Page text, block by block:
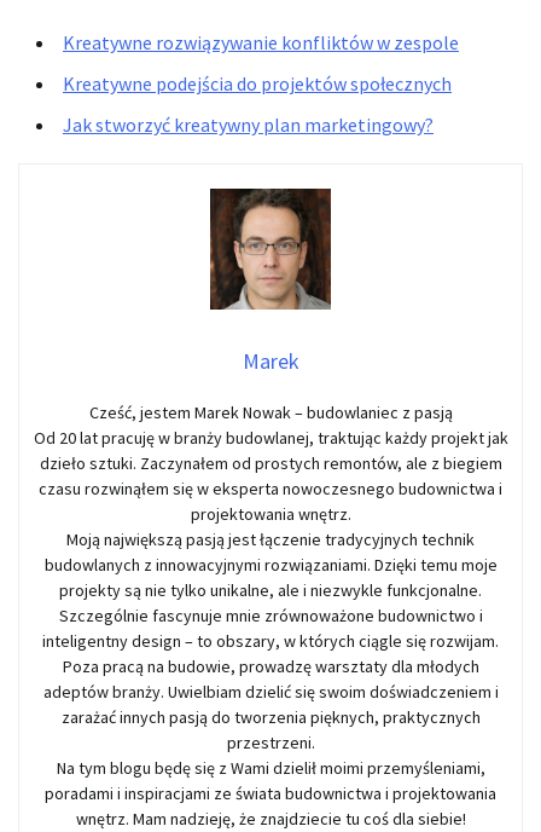
Kreatywne rozwiązywanie konfliktów w zespole
Kreatywne podejścia do projektów społecznych
Jak stworzyć kreatywny plan marketingowy?
Marek
Cześć, jestem Marek Nowak – budowlaniec z pasją
Od 20 lat pracuję w branży budowlanej, traktując każdy projekt jak
dzieło sztuki. Zaczynałem od prostych remontów, ale z biegiem
czasu rozwinąłem się w eksperta nowoczesnego budownictwa i
projektowania wnętrz.
Moją największą pasją jest łączenie tradycyjnych technik
budowlanych z innowacyjnymi rozwiązaniami. Dzięki temu moje
projekty są nie tylko unikalne, ale i niezwykle funkcjonalne.
Szczególnie fascynuje mnie zrównoważone budownictwo i
inteligentny design – to obszary, w których ciągle się rozwijam.
Poza pracą na budowie, prowadzę warsztaty dla młodych
adeptów branży. Uwielbiam dzielić się swoim doświadczeniem i
zarażać innych pasją do tworzenia pięknych, praktycznych
przestrzeni.
Na tym blogu będę się z Wami dzielił moimi przemyśleniami,
poradami i inspiracjami ze świata budownictwa i projektowania
wnętrz. Mam nadzieję, że znajdziecie tu coś dla siebie!